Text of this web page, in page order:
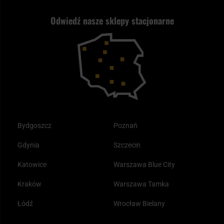
Reklamacje i gwarancja
Odwiedź nasze sklepy stacjonarne
Bydgoszcz
Gdynia
Katowice
Kraków
Łódź
Poznań
Szczecin
Warszawa Blue City
Warszawa Tamka
Wrocław Bielany
Kupony i kody rabatowe
Plecak ewakuacyjny preppersa
Samoobrona